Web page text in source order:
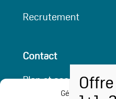
Gérer le
Recrutement
Contact
Plan et accessibilité